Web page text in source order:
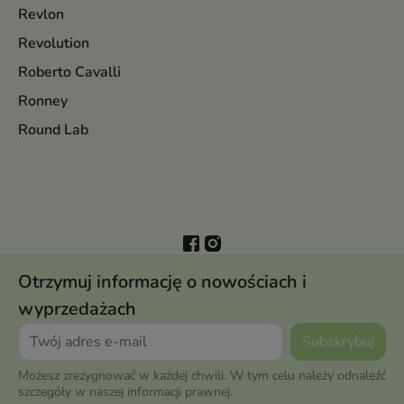
Revlon
Revolution
Roberto Cavalli
Ronney
Round Lab
Otrzymuj informację o nowościach i
wyprzedażach
Możesz zrezygnować w każdej chwili. W tym celu należy odnaleźć
szczegóły w naszej informacji prawnej.